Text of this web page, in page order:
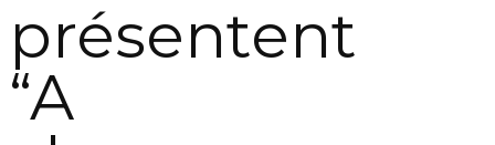
présentent
“A